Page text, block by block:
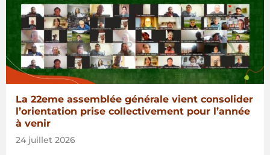
La 22eme assemblée générale vient consolider
l’orientation prise collectivement pour l’année
à venir
24 juillet 2026